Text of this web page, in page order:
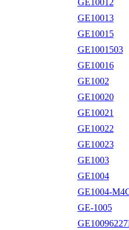
GE10013
GE10015
GE1001503
GE10016
GE1002
GE10020
GE10021
GE10022
GE10023
GE1003
GE1004
GE1004-
GE-1005